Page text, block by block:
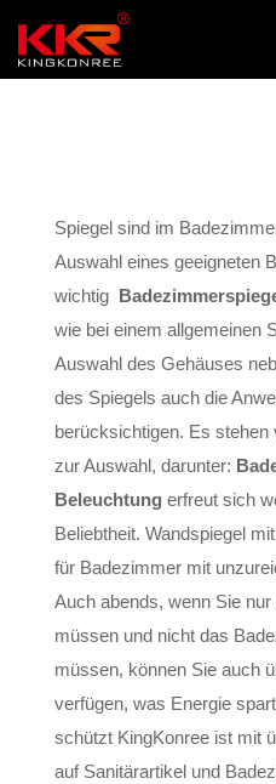
Spiegel sind im
Auswahl eines geeigneten
wichtig
wie bei einem allgemeinen
Auswahl des Gehäuses
des Spiegels auch die
berücksichtigen. Es stehen
zur Auswahl, darunter:
Beleuchtung erfreut sich
Beliebtheit. Wandspiegel
für Badezimmer mit
Auch abends, wenn Sie
müssen und nicht das
müssen, können Sie auch
verfügen, was Energie
schützt KingKonree ist mit
auf Sanitärartikel und